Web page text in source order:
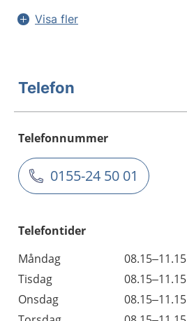
Visa fler
Telefon
Telefonnummer
0155-24 50 01
Telefontider
Måndag
08.15–11.15
Tisdag
08.15–11.15
Onsdag
08.15–11.15